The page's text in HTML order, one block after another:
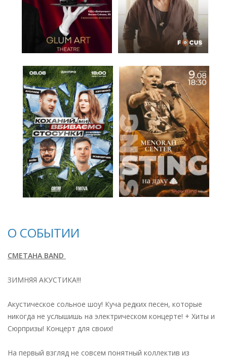
О СОБЫТИИ
СМЕТАНА BAND
ЗИМНЯЯ АКУСТИКА!!!
Акустическое сольное шоу! Куча редких песен, которые
никогда не услышишь на электрическом концерте! + Хиты и
Сюрпризы! Концерт для своих!
На первый взгляд не совсем понятный коллектив из